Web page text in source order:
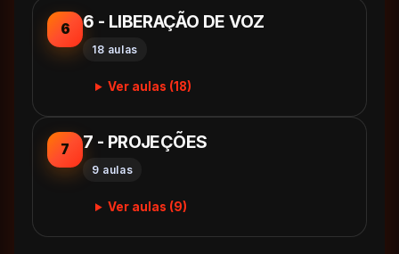
6 6 - LIBERAÇÃO DE VOZ
18 aulas
Ver aulas (18)
7 7 - PROJEÇÕES
9 aulas
Ver aulas (9)